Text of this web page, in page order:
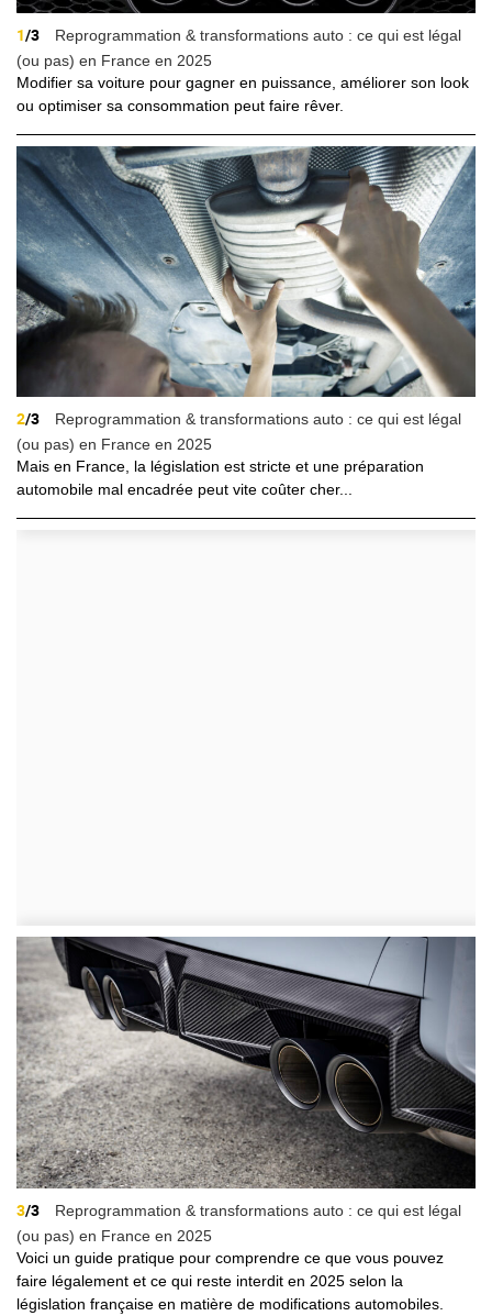
1/3
Reprogrammation & transformations auto : ce qui est légal
(ou pas) en France en 2025
Modifier sa voiture pour gagner en puissance, améliorer son look
ou optimiser sa consommation peut faire rêver.
2/3
Reprogrammation & transformations auto : ce qui est légal
(ou pas) en France en 2025
Mais en France, la législation est stricte et une préparation
automobile mal encadrée peut vite coûter cher...
3/3
Reprogrammation & transformations auto : ce qui est légal
(ou pas) en France en 2025
Voici un guide pratique pour comprendre ce que vous pouvez
faire légalement et ce qui reste interdit en 2025 selon la
législation française en matière de modifications automobiles.